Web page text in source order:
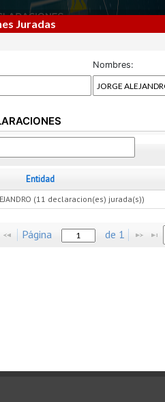
Juradas
Nombres:
Entidad
(11 declaracion(es) jurada(s))
Página de 1